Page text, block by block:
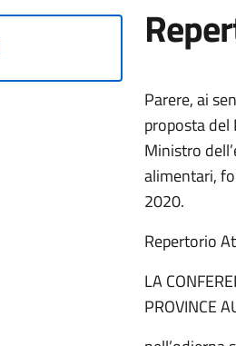
Parere, ai
proposta
Ministro
alimentari,
2020.
Repertorio
LA
PROVINCE